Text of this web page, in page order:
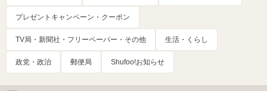
プレゼントキャンペーン・クーポン
TV局・新聞社・フリーペーパー・その他 生活・くらし
政党・政治 郵便局 Shufoo!お知らせ